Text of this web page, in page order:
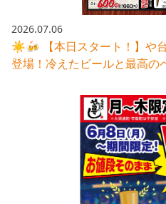
2026.07.06
☀️🍻 【本日スタート！】や
登場！冷えたビールと最高の